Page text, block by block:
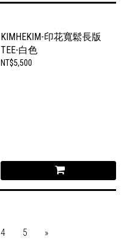
KIMHEKIM-印花寬鬆長版
TEE-白色
NT$5,500
4 5 »